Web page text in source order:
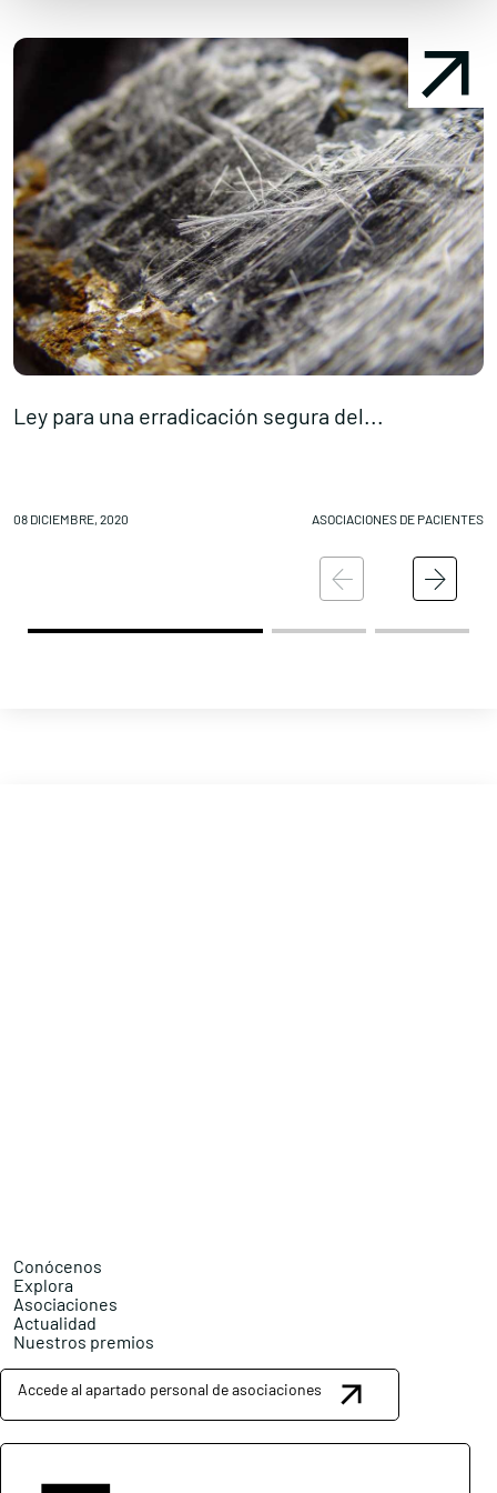
Ley para una erradicación segura del...
08 DICIEMBRE, 2020 ASOCIACIONES DE PACIENTES
Conócenos
Explora
Asociaciones
Actualidad
Nuestros premios
Accede al apartado personal de asociaciones